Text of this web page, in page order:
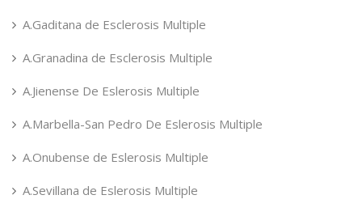
A.Gaditana de Esclerosis Multiple
A.Granadina de Esclerosis Multiple
A.Jienense De Eslerosis Multiple
A.Marbella-San Pedro De Eslerosis Multiple
A.Onubense de Eslerosis Multiple
A.Sevillana de Eslerosis Multiple